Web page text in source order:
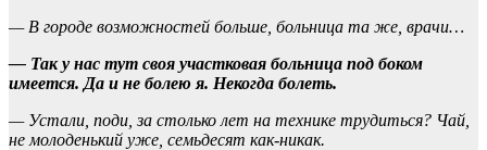
— В городе возможностей больше, больница та же, врачи…
— Так у нас тут своя участковая больница под боком
имеется. Да и не болею я. Некогда болеть.
— Устали, поди, за столько лет на технике трудиться? Чай,
не молоденький уже, семьдесят как-никак.